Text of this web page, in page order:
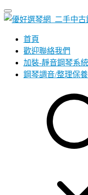
首頁
歡迎聯絡我們
加裝-靜音鋼琴系
鋼琴調音/整理保